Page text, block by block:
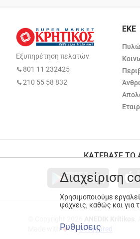
Εξυπηρέτηση πελατών
801 11 232425
210 55 58 832
ΕΚΕ
ΚΑΤΕΒΑΣΕ ΤΟ
Made with
byDesquared
Διαχείριση
Χρησιμοποιούμε
ψάχνεις, καθώς και για
Ρυθμίσεις